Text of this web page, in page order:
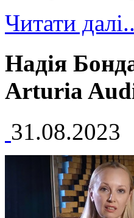
Читати
Надія
Arturia
31.08.2023